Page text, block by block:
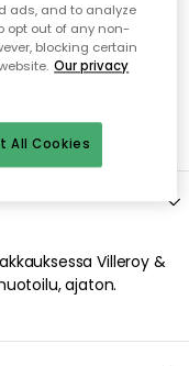
ads, and to analyze
opt out of any non-
blocking certain
Our privacy
All Cookies